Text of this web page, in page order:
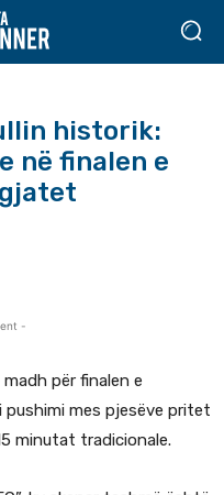
historik:
në finalen e
-
për finalen e
mes pjesëve pritet
minutat tradicionale.